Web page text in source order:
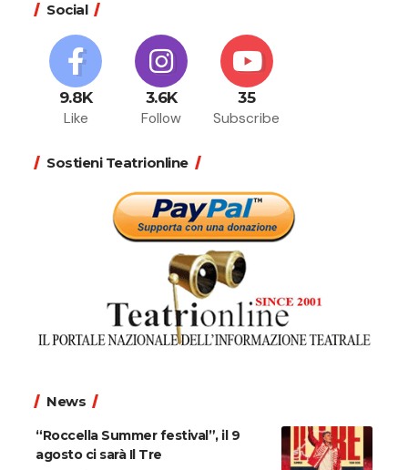
Social
9.8K
Like
3.6K
Follow
35
Subscribe
Sostieni Teatrionline
News
“Roccella Summer festival”, il 9
agosto ci sarà Il Tre